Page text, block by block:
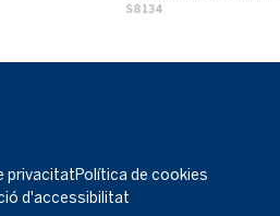
S8134 .
privacitat Política de cookies
d'accessibilitat